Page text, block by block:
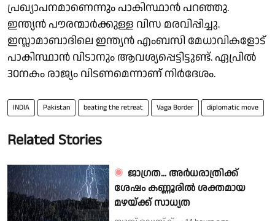
പ്രഖ്യാപനമാണെന്നും പാകിസ്ഥാന്‍ പറഞ്ഞു.
ഇന്ത്യന്‍ പൗരന്മാര്‍ക്കുള്ള വിസ മരവിപ്പിച്ചു.
ഇസ്ലാമാബാദിലെ ഇന്ത്യന്‍ എംബസി മേധാവികളോട്
പാകിസ്ഥാന്‍ വിടാനും ആവശ്യപ്പെട്ടിട്ടുണ്ട്. ഏപ്രില്‍
30നകം രാജ്യം വിടണമെന്നാണ് നിര്‍ദേശം.
INDIA Pakistan beating the retreat Vaga Border diplomatic move
Related Stories
ജാഗ്രത... അർധരാത്രിക്ക്
ശേഷം കണ്ണൂരിൽ ശക്തമായ
മഴയ്ക്ക് സാധ്യത